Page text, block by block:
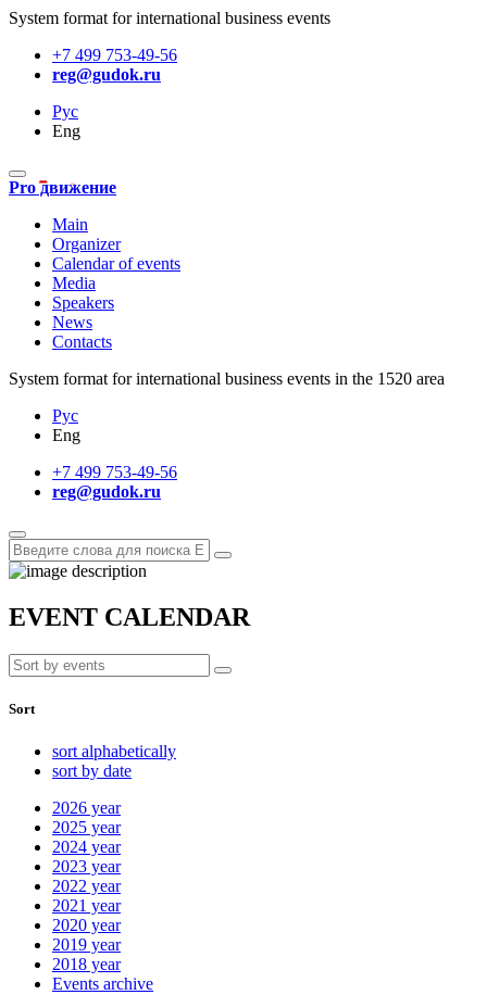
System format for international business events
+7 499 753-49-56
reg@gudok.ru
Рус
Eng
Pro движение
Main
Organizer
Calendar of events
Media
Speakers
News
Contacts
System format for international business events in the 1520 area
Рус
Eng
+7 499 753-49-56
reg@gudok.ru
EVENT CALENDAR
Sort
sort alphabetically
sort by date
2026 year
2025 year
2024 year
2023 year
2022 year
2021 year
2020 year
2019 year
2018 year
Events archive